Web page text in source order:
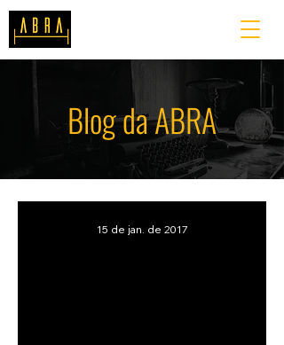
Blog da ABRA
15 de jan. de 2017